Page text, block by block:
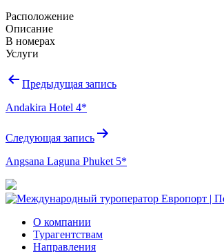
Расположение
Описание
В номерах
Услуги
Навигация
записям
Предыдущая запись
Andakira Hotel 4*
Следующая запись
Angsana Laguna Phuket 5*
О компании
Турагентствам
Направления